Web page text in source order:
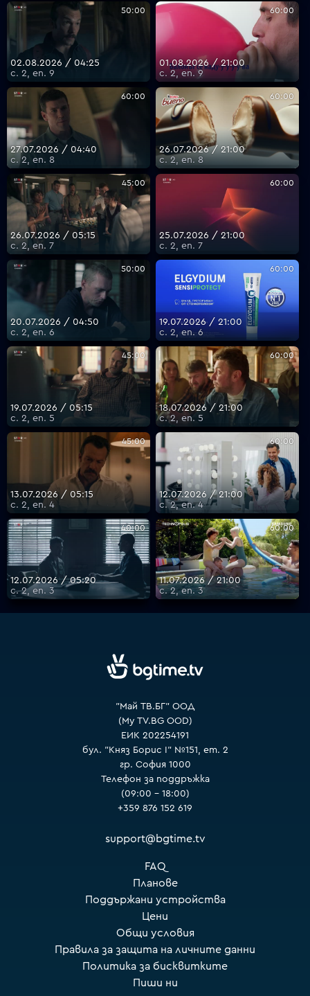
50:00
02.08.2026 / 04:25
с. 2, еп. 9
60:00
01.08.2026 / 21:00
с. 2, еп. 9
60:00
27.07.2026 / 04:40
с. 2, еп. 8
60:00
26.07.2026 / 21:00
с. 2, еп. 8
45:00
26.07.2026 / 05:15
с. 2, еп. 7
60:00
25.07.2026 / 21:00
с. 2, еп. 7
50:00
20.07.2026 / 04:50
с. 2, еп. 6
60:00
19.07.2026 / 21:00
с. 2, еп. 6
45:00
19.07.2026 / 05:15
с. 2, еп. 5
60:00
18.07.2026 / 21:00
с. 2, еп. 5
45:00
13.07.2026 / 05:15
с. 2, еп. 4
60:00
12.07.2026 / 21:00
с. 2, еп. 4
40:00
12.07.2026 / 05:20
с. 2, еп. 3
60:00
11.07.2026 / 21:00
с. 2, еп. 3
"Май ТВ.БГ" ООД
(My TV.BG OOD)
ЕИК 202254191
бул. "Княз Борис I" №151, ет. 2
гр. София 1000
Телефон за поддръжка
(09:00 – 18:00)
+359 876 152 619
support@bgtime.tv
FAQ
Планове
Поддържани устройства
Цени
Общи условия
Правила за защита на личните данни
Политика за бисквитките
Пиши ни